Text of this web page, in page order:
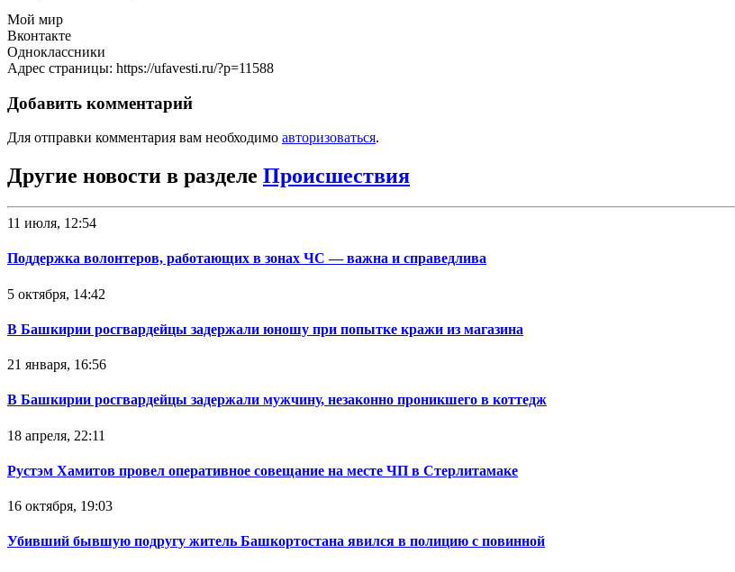
Мой мир
Вконтакте
Одноклассники
Адрес страницы: https://ufavesti.ru/?p=11588
Добавить комментарий
Для отправки комментария вам необходимо авторизоваться.
Другие новости в разделе Происшествия
11 июля, 12:54
Поддержка волонтеров, работающих в зонах ЧС — важна и справедлива
5 октября, 14:42
В Башкирии росгвардейцы задержали юношу при попытке кражи из магазина
21 января, 16:56
В Башкирии росгвардейцы задержали мужчину, незаконно проникшего в коттедж
18 апреля, 22:11
Рустэм Хамитов провел оперативное совещание на месте ЧП в Стерлитамаке
16 октября, 19:03
Убивший бывшую подругу житель Башкортостана явился в полицию с повинной